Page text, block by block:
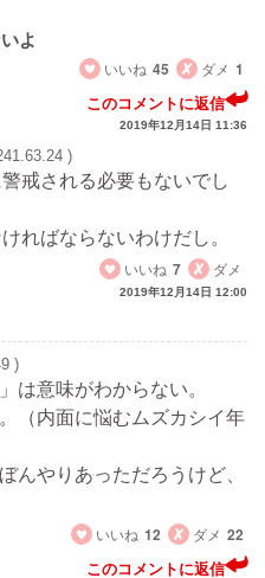
よ
いいね 45 ダメ 1
このコメントに返信
2019年12月14日 11:36
)
戒される必要もないでし
ればならないわけだし。
いいね 7 ダメ
2019年12月14日 12:00
)
は意味がわからない。
（内面に悩むムズカシイ年
んやりあっただろうけど、
いいね 12 ダメ 22
このコメントに返信